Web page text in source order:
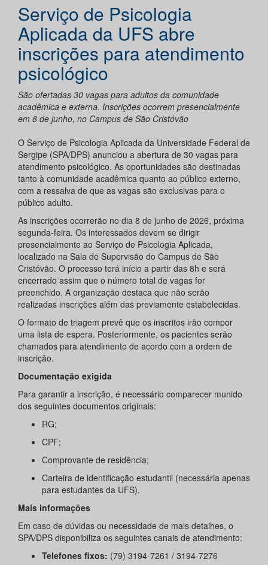
Serviço de Psicologia
Aplicada da UFS abre
inscrições para atendimento
psicológico
São ofertadas 30 vagas para adultos da comunidade
acadêmica e externa. Inscrições ocorrem presencialmente
em 8 de junho, no Campus de São Cristóvão
O Serviço de Psicologia Aplicada da Universidade Federal de
Sergipe (SPA/DPS) anunciou a abertura de 30 vagas para
atendimento psicológico. As oportunidades são destinadas
tanto à comunidade acadêmica quanto ao público externo,
com a ressalva de que as vagas são exclusivas para o
público adulto.
As inscrições ocorrerão no dia 8 de junho de 2026, próxima
segunda-feira. Os interessados devem se dirigir
presencialmente ao Serviço de Psicologia Aplicada,
localizado na Sala de Supervisão do Campus de São
Cristóvão. O processo terá início a partir das 8h e será
encerrado assim que o número total de vagas for
preenchido. A organização destaca que não serão
realizadas inscrições além das previamente estabelecidas.
O formato de triagem prevê que os inscritos irão compor
uma lista de espera. Posteriormente, os pacientes serão
chamados para atendimento de acordo com a ordem de
inscrição.
Documentação exigida
Para garantir a inscrição, é necessário comparecer munido
dos seguintes documentos originais:
RG;
CPF;
Comprovante de residência;
Carteira de identificação estudantil (necessária apenas
para estudantes da UFS).
Mais informações
Em caso de dúvidas ou necessidade de mais detalhes, o
SPA/DPS disponibiliza os seguintes canais de atendimento:
Telefones fixos: (79) 3194-7261 / 3194-7276